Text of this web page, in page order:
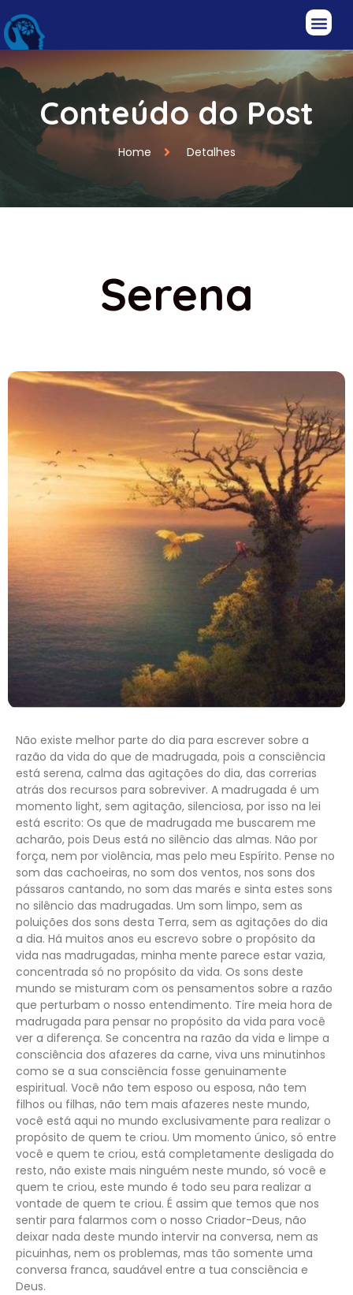
Conteúdo do Post
Home Detalhes
Serena
Não existe melhor parte do dia para escrever sobre a
razão da vida do que de madrugada, pois a consciência
está serena, calma das agitações do dia, das correrias
atrás dos recursos para sobreviver. A madrugada é um
momento light, sem agitação, silenciosa, por isso na lei
está escrito: Os que de madrugada me buscarem me
acharão, pois Deus está no silêncio das almas. Não por
força, nem por violência, mas pelo meu Espírito. Pense no
som das cachoeiras, no som dos ventos, nos sons dos
pássaros cantando, no som das marés e sinta estes sons
no silêncio das madrugadas. Um som limpo, sem as
poluições dos sons desta Terra, sem as agitações do dia
a dia. Há muitos anos eu escrevo sobre o propósito da
vida nas madrugadas, minha mente parece estar vazia,
concentrada só no propósito da vida. Os sons deste
mundo se misturam com os pensamentos sobre a razão
que perturbam o nosso entendimento. Tire meia hora de
madrugada para pensar no propósito da vida para você
ver a diferença. Se concentra na razão da vida e limpe a
consciência dos afazeres da carne, viva uns minutinhos
como se a sua consciência fosse genuinamente
espiritual. Você não tem esposo ou esposa, não tem
filhos ou filhas, não tem mais afazeres neste mundo,
você está aqui no mundo exclusivamente para realizar o
propósito de quem te criou. Um momento único, só entre
você e quem te criou, está completamente desligada do
resto, não existe mais ninguém neste mundo, só você e
quem te criou, este mundo é todo seu para realizar a
vontade de quem te criou. É assim que temos que nos
sentir para falarmos com o nosso Criador-Deus, não
deixar nada deste mundo intervir na conversa, nem as
picuinhas, nem os problemas, mas tão somente uma
conversa franca, saudável entre a tua consciência e
Deus.